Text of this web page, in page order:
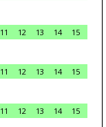
11 12 13 14
15
11 12 13 14
15
11 12 13 14
15